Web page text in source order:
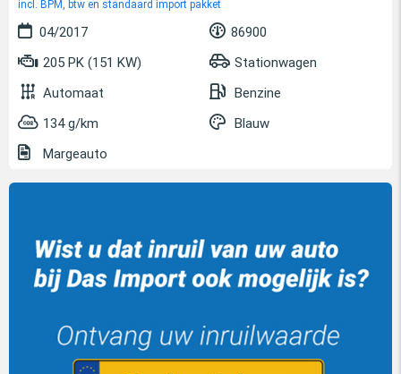
incl. BPM, btw en standaard import pakket
04/2017
86900
205 PK (151 KW)
Stationwagen
Automaat
Benzine
134 g/km
Blauw
Margeauto